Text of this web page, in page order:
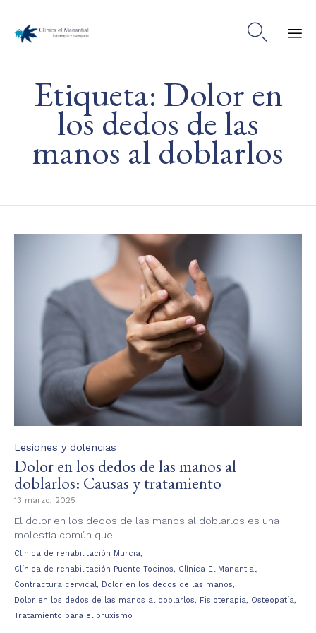

Etiqueta: Dolor en
los dedos de las
manos al doblarlos
Category
Lesiones y dolencias
Dolor en los dedos de las manos al
doblarlos: Causas y tratamiento
13 marzo, 2025
El dolor en los dedos de las manos al doblarlos es una
molestia común que...
Tags
Clínica de rehabilitación Murcia,
Clínica de rehabilitación Puente Tocinos, Clínica El Manantial,
Contractura cervical, Dolor en los dedos de las manos,
Dolor en los dedos de las manos al doblarlos, Fisioterapia, Osteopatía,
Tratamiento para el bruxismo